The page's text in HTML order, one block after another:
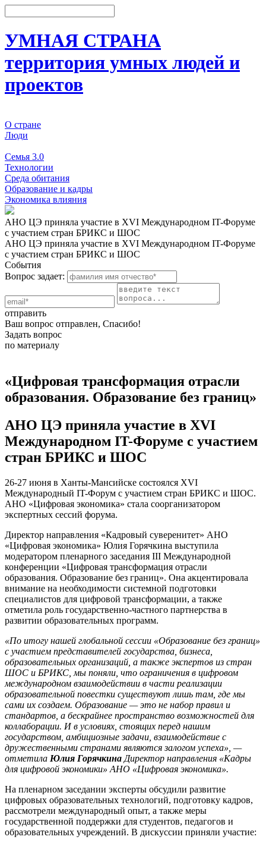
УМНАЯ СТРАНА
территория умных людей и
проектов
О стране
Люди
Семья 3.0
Технологии
Среда обитания
Образование и кадры
Экономика влияния
АНО ЦЭ приняла участие в XVI Международном IT-Форуме
с участием стран БРИКС и ШОС
АНО ЦЭ приняла участие в XVI Международном IT-Форуме
с участием стран БРИКС и ШОС
События
Вопрос задает:
отправить
Ваш вопрос отправлен, Спасибо!
Задать вопрос
по материалу
«Цифровая трансформация отрасли
образования. Образование без границ»
АНО ЦЭ приняла участие в XVI
Международном IT-Форуме с участием
стран БРИКС и ШОС
26-27 июня в Ханты-Мансийске состоялся XVI
Международный IT-Форум с участием стран БРИКС и ШОС.
АНО «Цифровая экономика» стала соорганизатором
экспертных сессий форума.
Директор направления «Кадровый суверенитет» АНО
«Цифровая экономика» Юлия Горячкина выступила
модератором пленарного заседания III Международной
конференции «Цифровая трансформация отрасли
образования. Образование без границ». Она акцентировала
внимание на необходимости системной подготовки
специалистов для цифровой трансформации, а также
отметила роль государственно-частного партнерства в
развитии образовательных программ.
«По итогу нашей глобальной сессии «Образование без границ»
с участием представителей государства, бизнеса,
образовательных организаций, а также экспертов из стран
ШОС и БРИКС, мы поняли, что ограничения в цифровом
международном взаимодействии в части реализации
образовательной повестки существуют лишь там, где мы
сами их создаем. Образование — это не набор правил и
стандартов, а бескрайнее пространство возможностей для
коллаборации. И в условиях, стоящих перед нашим
государством, амбициозные задачи, взаимодействие с
дружественными странами являются залогом успеха», —
отметила Юлия Горячкина Директор направления «Кадры
для цифровой экономики» АНО «Цифровая экономика».
На пленарном заседании эксперты обсудили развитие
цифровых образовательных технологий, подготовку кадров,
рассмотрели международный опыт, а также меры
государственной поддержки для студентов, педагогов и
образовательных учреждений. В дискуссии приняли участие: